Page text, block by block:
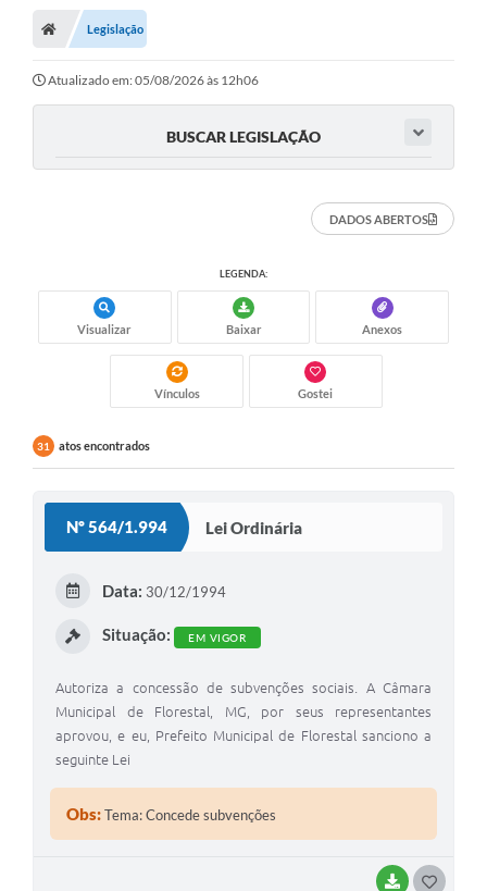
Legislação
Atualizado em: 05/08/2026 às 12h06
BUSCAR LEGISLAÇÃO
DADOS ABERTOS
LEGENDA:
Visualizar Baixar Anexos
Vínculos Gostei
31 atos encontrados
Nº 564/1.994 Lei Ordinária
BAIXAR
Data: 30/12/1994
Situação: EM VIGOR
Autoriza a concessão de subvenções sociais. A Câmara
Municipal de Florestal, MG, por seus representantes
aprovou, e eu, Prefeito Municipal de Florestal sanciono a
seguinte Lei
Obs:Tema: Concede subvenções